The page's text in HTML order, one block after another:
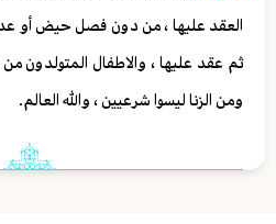
العقد عليها ، من دون فصل حيض أو
ثم عقد عليها ، والاطفال المتولدون
ومن الزنا ليسوا شرعيين ، والله العالم.